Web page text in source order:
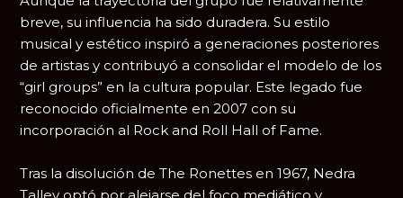
breve, su influencia ha sido duradera. Su estilo
musical y estético inspiró a generaciones posteriores
de artistas y contribuyó a consolidar el modelo de los
“girl groups” en la cultura popular. Este legado fue
reconocido oficialmente en 2007 con su
incorporación al Rock and Roll Hall of Fame.
Tras la disolución de The Ronettes en 1967, Nedra